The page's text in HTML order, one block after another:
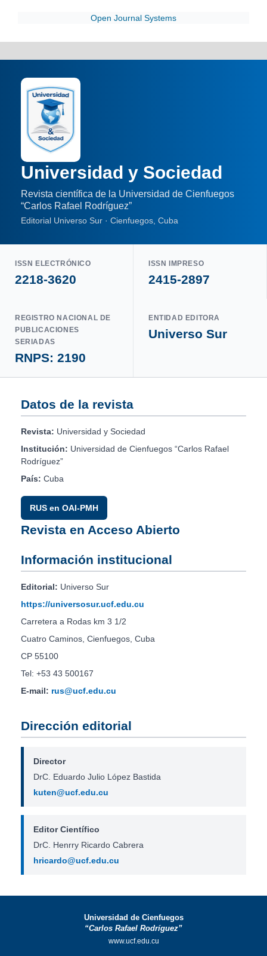
Open Journal Systems
Universidad y Sociedad
Revista científica de la Universidad de Cienfuegos
“Carlos Rafael Rodríguez”
Editorial Universo Sur · Cienfuegos, Cuba
ISSN ELECTRÓNICO
2218-3620
ISSN IMPRESO
2415-2897
REGISTRO NACIONAL DE
PUBLICACIONES
SERIADAS
RNPS: 2190
ENTIDAD EDITORA
Universo Sur
Datos de la revista
Revista: Universidad y Sociedad
Institución: Universidad de Cienfuegos “Carlos Rafael
Rodríguez”
País: Cuba
RUS en OAI-PMH
Revista en Acceso Abierto
Información institucional
Editorial: Universo Sur
https://universosur.ucf.edu.cu
Carretera a Rodas km 3 1/2
Cuatro Caminos, Cienfuegos, Cuba
CP 55100
Tel: +53 43 500167
E-mail: rus@ucf.edu.cu
Dirección editorial
Director
DrC. Eduardo Julio López Bastida
kuten@ucf.edu.cu
Editor Científico
DrC. Henrry Ricardo Cabrera
hricardo@ucf.edu.cu
Universidad de Cienfuegos
“Carlos Rafael Rodríguez”
www.ucf.edu.cu